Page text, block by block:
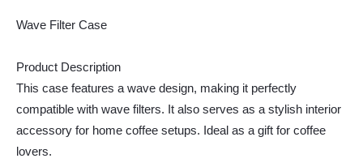
Wave Filter Case
Product Description
This case features a wave design, making it perfectly
compatible with wave filters. It also serves as a stylish interior
accessory for home coffee setups. Ideal as a gift for coffee
lovers.